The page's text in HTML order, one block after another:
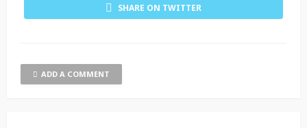
SHARE ON TWITTER
ADD A COMMENT